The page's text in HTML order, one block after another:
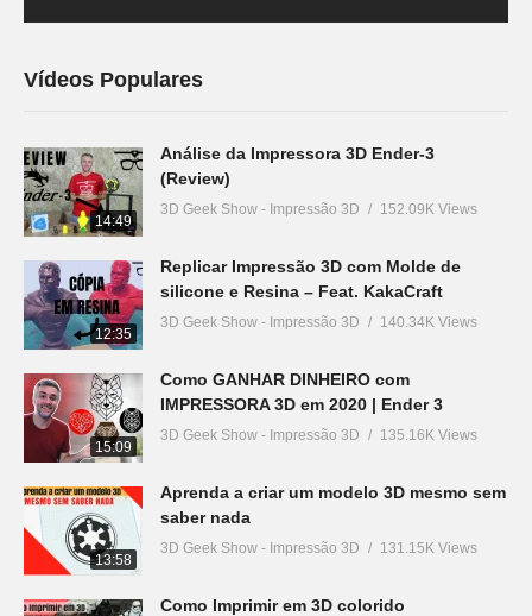
Vídeos Populares
14:49
Análise da Impressora 3D Ender-3
(Review)
3D Geek Show - Impressão 3D 152.09K Views
12:35
Replicar Impressão 3D com Molde de
silicone e Resina – Feat. KakaCraft
3D Geek Show - Impressão 3D 140.34K Views
15:09
Como GANHAR DINHEIRO com
IMPRESSORA 3D em 2020 | Ender 3
3D Geek Show - Impressão 3D 135.16K Views
13:58
Aprenda a criar um modelo 3D mesmo sem
saber nada
3D Geek Show - Impressão 3D 131.15K Views
Como Imprimir em 3D colorido